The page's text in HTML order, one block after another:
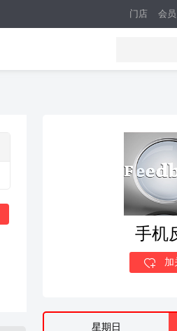
门店 会员
手机
加
星期日